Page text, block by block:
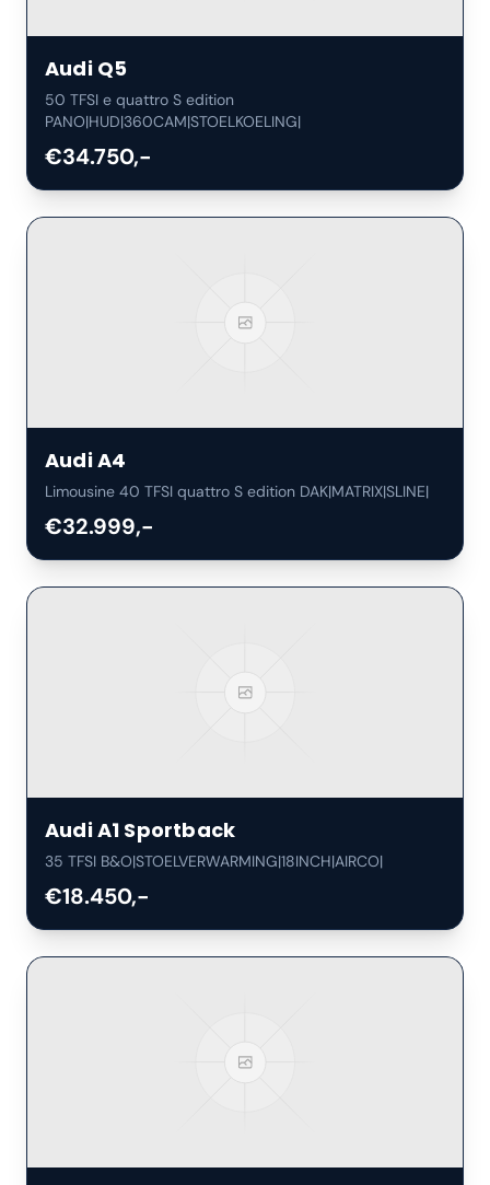
Audi Q5
50 TFSI e quattro S edition
PANO|HUD|360CAM|STOELKOELING|
€34.750,-
AudiA4
Limousine 40 TFSI quattro S edition DAK|MATRIX|SLINE|
€32.999,-
AudiA1 Sportback
35 TFSI B&O|STOELVERWARMING|18INCH|AIRCO|
€18.450,-